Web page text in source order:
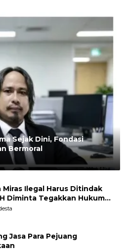
Sejak Dini, Fondasi
Bermoral
Miras Ilegal Harus Ditindak
Diminta Tegakkan Hukum
Bulu
Jasa Para Pejuang